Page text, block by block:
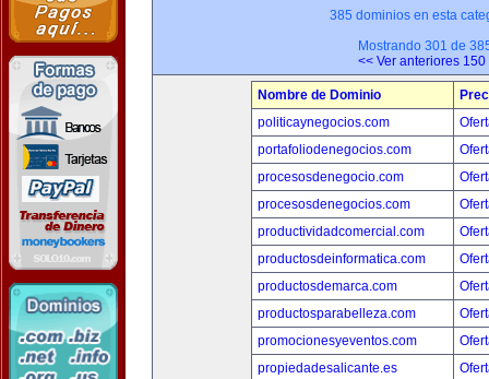
385 dominios en esta
Mostrando 301 de
<< Ver anteriores 150
Nombre de Dominio
politicaynegocios.com
portafoliodenegocios.com
procesosdenegocio.com
procesosdenegocios.com
productividadcomercial.com
productosdeinformatica.com
productosdemarca.com
productosparabelleza.com
promocionesyeventos.com
propiedadesalicante.es